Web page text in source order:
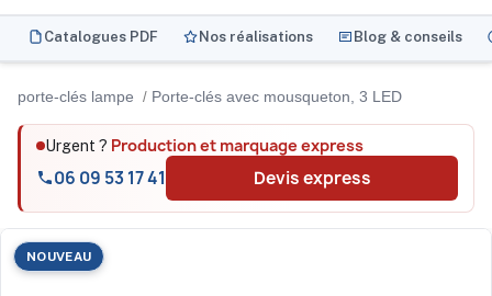
Catalogues PDF Nos réalisations Blog & conseils
porte-clés lampe Porte-clés avec mousqueton, 3 LED
Urgent ? Production et marquage express
06 09 53 17 41 Devis express
NOUVEAU